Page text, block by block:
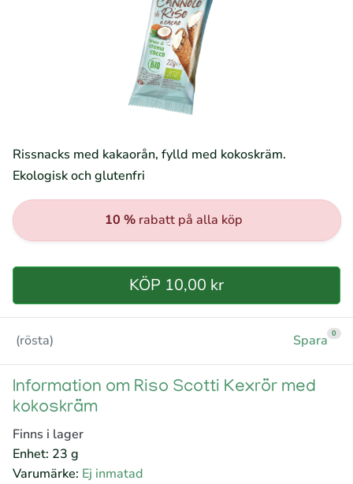
Rissnacks med kakaorån, fylld med kokoskräm.
Ekologisk och glutenfri
10 % rabatt på alla köp
KÖP 10,00 kr
(rösta) Spara 0
Information om Riso Scotti Kexrör med
kokoskräm
Finns i lager
Enhet: 23 g
Varumärke: Ej inmatad